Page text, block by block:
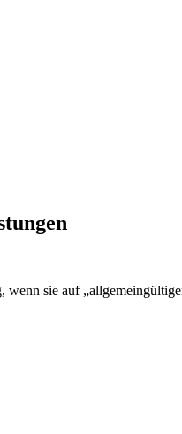
wenn sie auf